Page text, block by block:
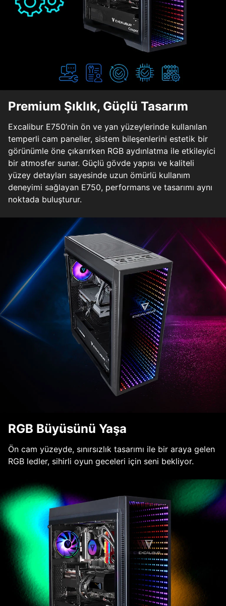
Premium Şıklık, Güçlü Tasarım
Excalibur E750’nin ön ve yan yüzeylerinde kullanılan
temperli cam paneller, sistem bileşenlerini estetik bir
görünümle öne çıkarırken RGB aydınlatma ile etkileyici
bir atmosfer sunar. Güçlü gövde yapısı ve kaliteli
yüzey detayları sayesinde uzun ömürlü kullanım
deneyimi sağlayan E750, performans ve tasarımı aynı
noktada buluşturur.
RGB Büyüsünü Yaşa
Ön cam yüzeyde, sınırsızlık tasarımı ile bir araya gelen
RGB ledler, sihirli oyun geceleri için seni bekliyor.